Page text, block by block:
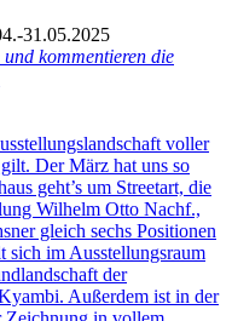
31.05.2025
kommentieren die
voller
Der März hat uns so
geht’s um Streetart, die
Wilhelm Otto Nachf.,
gleich sechs Positionen
sich im Ausstellungsraum
der
Außerdem ist in der